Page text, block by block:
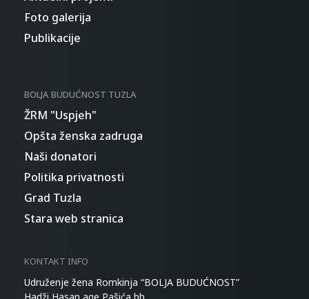
Foto galerija
Publikacije
BOLJA BUDUĆNOST TUZLA
ŽRM "Uspjeh"
Opšta ženska zadruga
Naši donatori
Politika privatnosti
Grad Tuzla
Stara web stranica
KONTAKT INFO
Udruženje žena Romkinja “BOLJA BUDUĆNOST”